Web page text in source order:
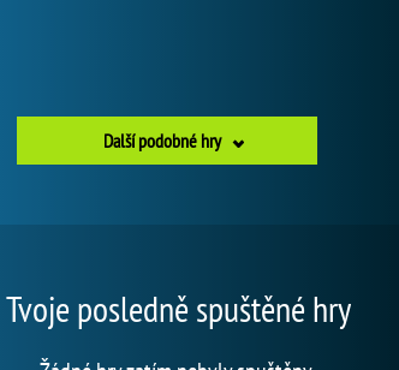
Další podobné hry
Tvoje posledně spuštěné hry